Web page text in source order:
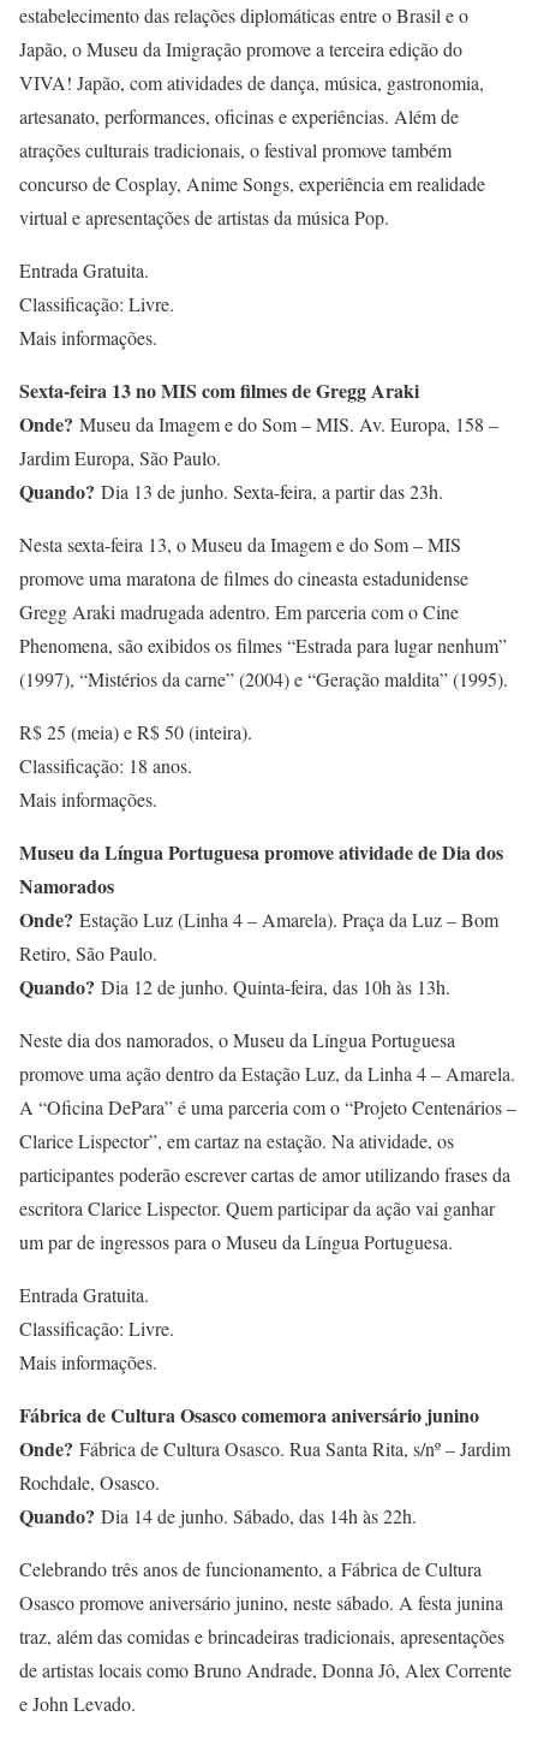
estabelecimento das relações diplomáticas entre o Brasil e o
Japão, o Museu da Imigração promove a terceira edição do
VIVA! Japão, com atividades de dança, música, gastronomia,
artesanato, performances, oficinas e experiências. Além de
atrações culturais tradicionais, o festival promove também
concurso de Cosplay, Anime Songs, experiência em realidade
virtual e apresentações de artistas da música Pop.
Entrada Gratuita.
Classificação: Livre.
Mais informações.
Sexta-feira 13 no MIS com filmes de Gregg Araki
Onde? Museu da Imagem e do Som – MIS. Av. Europa, 158 –
Jardim Europa, São Paulo.
Quando? Dia 13 de junho. Sexta-feira, a partir das 23h.
Nesta sexta-feira 13, o Museu da Imagem e do Som – MIS
promove uma maratona de filmes do cineasta estadunidense
Gregg Araki madrugada adentro. Em parceria com o Cine
Phenomena, são exibidos os filmes “Estrada para lugar nenhum”
(1997), “Mistérios da carne” (2004) e “Geração maldita” (1995).
R$ 25 (meia) e R$ 50 (inteira).
Classificação: 18 anos.
Mais informações.
Museu da Língua Portuguesa promove atividade de Dia dos
Namorados
Onde? Estação Luz (Linha 4 – Amarela). Praça da Luz – Bom
Retiro, São Paulo.
Quando? Dia 12 de junho. Quinta-feira, das 10h às 13h.
Neste dia dos namorados, o Museu da Língua Portuguesa
promove uma ação dentro da Estação Luz, da Linha 4 – Amarela.
A “Oficina DePara” é uma parceria com o “Projeto Centenários –
Clarice Lispector”, em cartaz na estação. Na atividade, os
participantes poderão escrever cartas de amor utilizando frases da
escritora Clarice Lispector. Quem participar da ação vai ganhar
um par de ingressos para o Museu da Língua Portuguesa.
Entrada Gratuita.
Classificação: Livre.
Mais informações.
Fábrica de Cultura Osasco comemora aniversário junino
Onde? Fábrica de Cultura Osasco. Rua Santa Rita, s/nº – Jardim
Rochdale, Osasco.
Quando? Dia 14 de junho. Sábado, das 14h às 22h.
Celebrando três anos de funcionamento, a Fábrica de Cultura
Osasco promove aniversário junino, neste sábado. A festa junina
traz, além das comidas e brincadeiras tradicionais, apresentações
de artistas locais como Bruno Andrade, Donna Jô, Alex Corrente
e John Levado.